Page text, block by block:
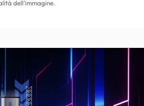
dell'immagine.